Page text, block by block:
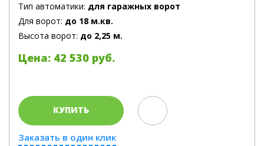
Тип автоматики: для гаражных ворот
Для ворот: до 18 м.кв.
Высота ворот: до 2,25 м.
Цена: 42 530 руб.
КУПИТЬ
Заказать в один клик